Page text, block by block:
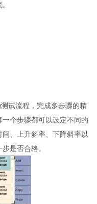
试流程，完成多步骤的精
个步骤都可以设定不同的
、上升斜率、下降斜率以
是否合格。